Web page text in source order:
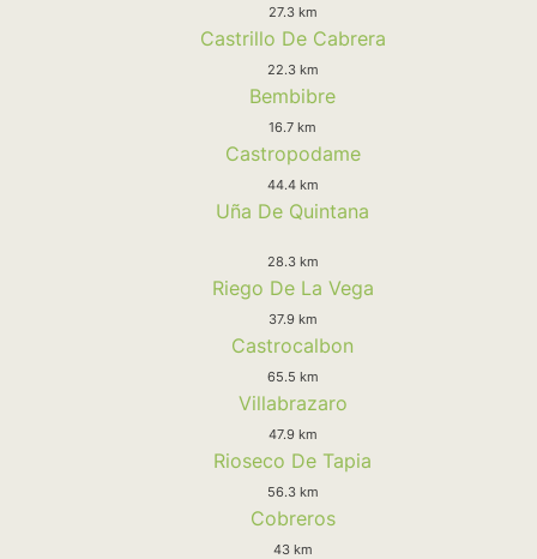
27.3 km
Castrillo De Cabrera
22.3 km
Bembibre
16.7 km
Castropodame
44.4 km
Uña De Quintana
28.3 km
Riego De La Vega
37.9 km
Castrocalbon
65.5 km
Villabrazaro
47.9 km
Rioseco De Tapia
56.3 km
Cobreros
43 km